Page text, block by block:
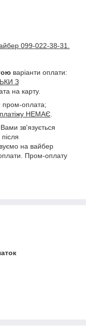
099-022-38-31.
варіанти оплати:
З
на карту.
пром-оплата;
НЕМАЄ
зв'язується
на вайбер
Пром-оплату